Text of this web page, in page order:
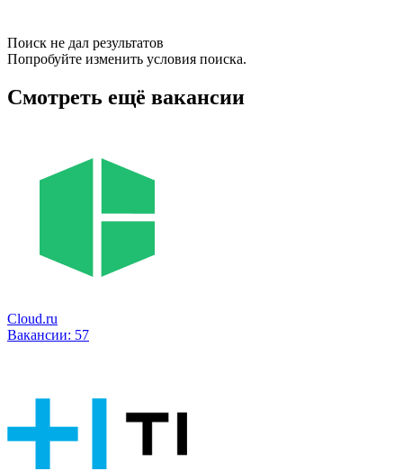
Поиск не дал результатов
Попробуйте изменить условия поиска.
Смотреть ещё вакансии
Cloud.ru
Вакансии: 57